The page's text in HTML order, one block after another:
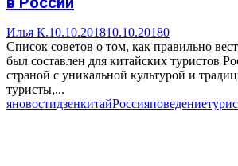
Илья К.10.10.201810.10.20180
Список советов о том, как правильно
был составлен для китайских туристов
страной с уникальной культурой и
туристы,...
яновостидзенкитайРоссияповедение